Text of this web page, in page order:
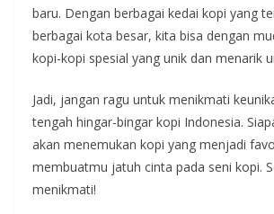
baru. Dengan berbagai kedai kopi yang
berbagai kota besar, kita bisa dengan
kopi-kopi spesial yang unik dan menarik
Jadi, jangan ragu untuk menikmati
tengah hingar-bingar kopi Indonesia.
akan menemukan kopi yang menjadi
membuatmu jatuh cinta pada seni kopi.
menikmati!